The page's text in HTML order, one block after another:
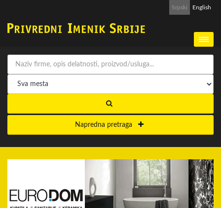
Srpski English
Napredna pretraga